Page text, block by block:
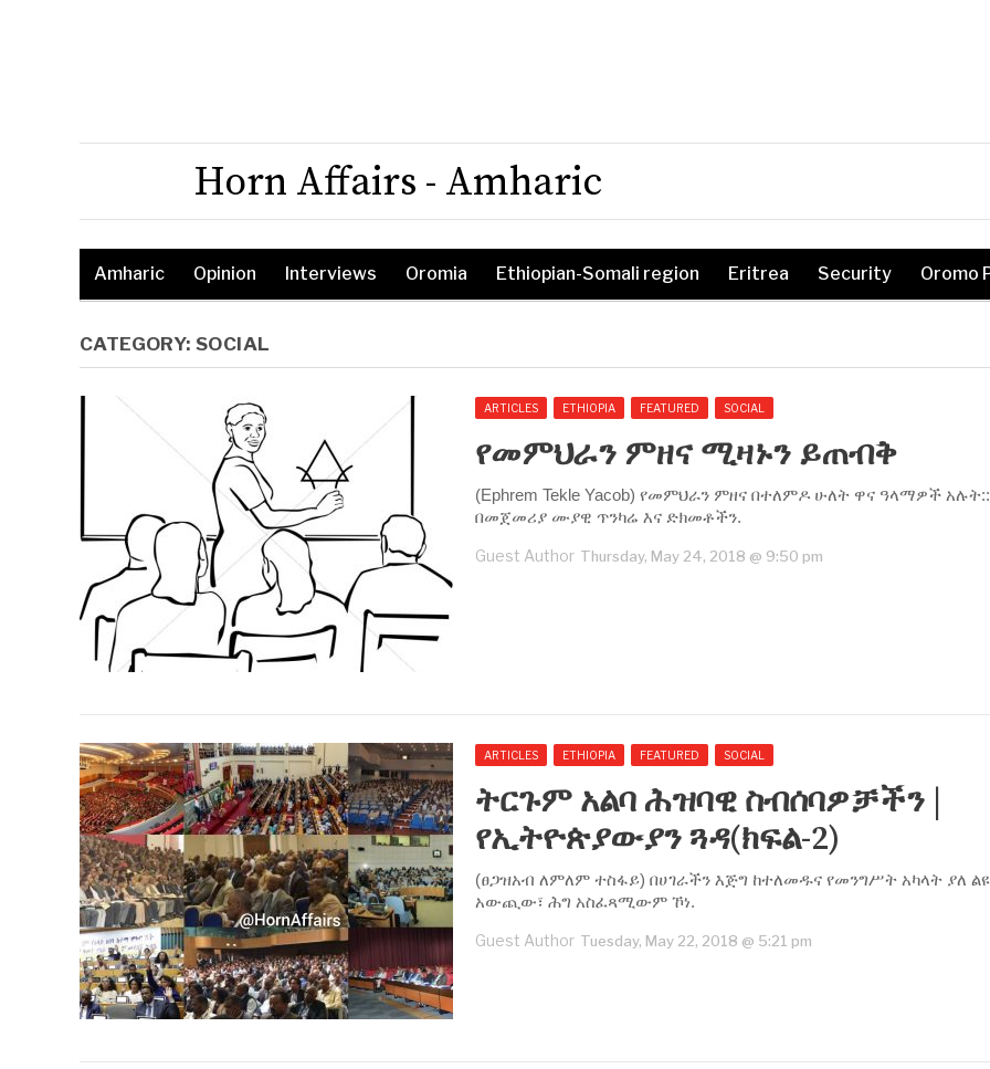
Horn Affairs - Amharic
Amharic Opinion Interviews Oromia Ethiopian-Somali region Eritrea Security Oromo
CATEGORY:SOCIAL
ARTICLES ETHIOPIA FEATURED SOCIAL
የመምህራን ምዘና ሚዛኑን ይጠብቅ
(Ephrem Tekle Yacob) የመምህራን ምዘና በተለምዶ ሁለት ዋና ዓላማዎች አሉት::
በመጀመሪያ ሙያዊ ጥንካሬ እና ድክመቶችን.
Guest Author Thursday, May 24, 2018 @ 9:50 pm
ARTICLES ETHIOPIA FEATURED SOCIAL
ትርጉም አልባ ሕዝባዊ ስብሰባዎቻችን |
የኢትዮጵያውያን ጓዳ(ክፍል-2)
(ፀጋዝአብ ለምለም ተስፋይ) በሀገራችን እጅግ ከተለመዱና የመንግሥት አካላት ያለ
አውጪው፣ ሕግ አስፈጻሚውም ኾነ.
Guest Author Tuesday, May 22, 2018 @ 5:21 pm